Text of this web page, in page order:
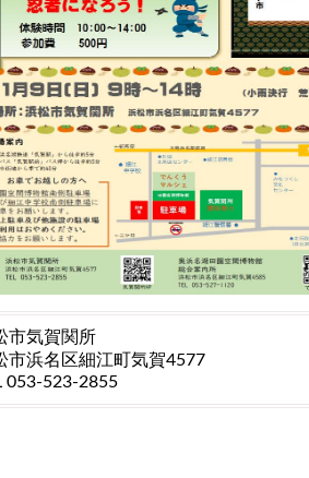
市気賀関所
市浜名区細江町気賀4577
053-523-2855